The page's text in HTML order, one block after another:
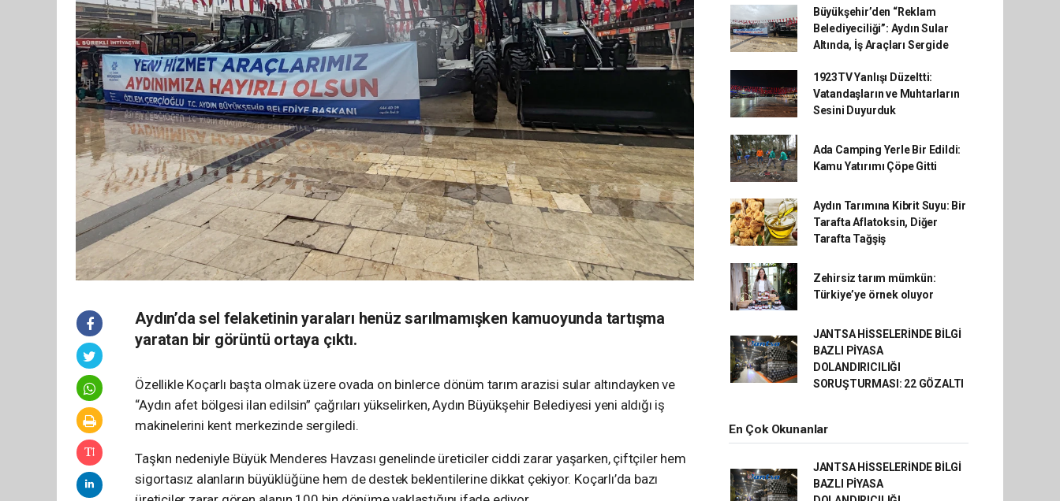
Aydın’da sel felaketinin yaraları henüz sarılmamışken kamuoyunda tartışma
yaratan bir görüntü ortaya çıktı.
Özellikle Koçarlı başta olmak üzere ovada on binlerce dönüm tarım arazisi sular altındayken ve
“Aydın afet bölgesi ilan edilsin” çağrıları yükselirken, Aydın Büyükşehir Belediyesi yeni aldığı iş
makinelerini kent merkezinde sergiledi.
Taşkın nedeniyle Büyük Menderes Havzası genelinde üreticiler ciddi zarar yaşarken, çiftçiler hem
sigortasız alanların büyüklüğüne hem de destek beklentilerine dikkat çekiyor. Koçarlı’da bazı
Büyükşehir’den “Reklam
Belediyeciliği”: Aydın Sular
Altında, İş Araçları Sergide
1923TV Yanlışı Düzeltti:
Vatandaşların ve Muhtarların
Sesini Duyurduk
Ada Camping Yerle Bir Edildi:
Kamu Yatırımı Çöpe Gitti
Aydın Tarımına Kibrit Suyu: Bir
Tarafta Aflatoksin, Diğer
Tarafta Tağşiş
Zehirsiz tarım mümkün:
Türkiye’ye örnek oluyor
JANTSA HİSSELERİNDE BİLGİ
BAZLI PİYASA
DOLANDIRICILIĞI
SORUŞTURMASI: 22 GÖZALTI
En Çok Okunanlar
JANTSA HİSSELERİNDE BİLGİ
BAZLI PİYASA